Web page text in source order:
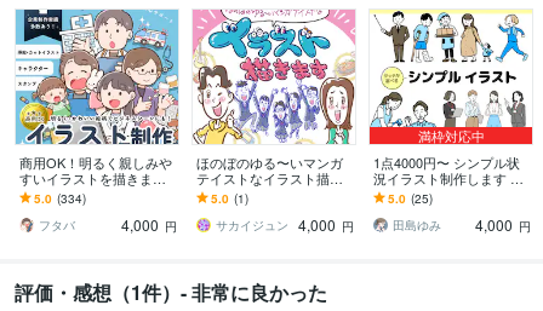
商用OK！明るく親しみや
すいイラストを描きます
ビジネスシーンにも！We
b・LP/医療/福祉/栄養/保育
など
5.0 (334)
フタバ
4,000 円
ほのぼのゆる〜いマンガ
テイストなイラスト描き
ます チラシや広告やWEB
媒体で、パッと明るく演
出します
5.0 (1)
サカイジュン
4,000 円
満枠対応中
1点4000円〜 シンプル状
況イラスト制作します 挿
絵・説明資料・教材など
に使いやすいカットイラ
ストを描きます
5.0 (25)
田島ゆみ
4,000 円
評価・感想（1件）- 非常に良かった